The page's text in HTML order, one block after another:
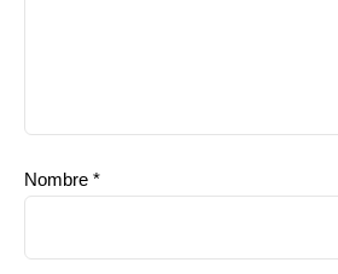
Nombre *